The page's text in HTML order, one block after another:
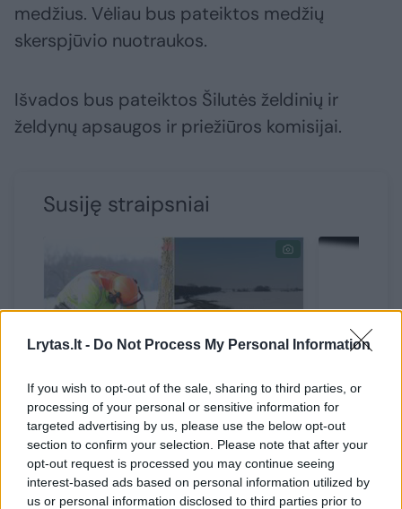
Lrytas.lt - Do Not Process My Personal Information
If you wish to opt-out of the sale, sharing to third parties, or
processing of your personal or sensitive information for
targeted advertising by us, please use the below opt-out
section to confirm your selection. Please note that after your
opt-out request is processed you may continue seeing
interest-based ads based on personal information utilized by
us or personal information disclosed to third parties prior to
medžius. Vėliau bus pateiktos medžių
skerspjūvio nuotraukos.
Išvados bus pateiktos Šilutės želdinių ir
želdynų apsaugos ir priežiūros komisijai.
Susiję straipsniai
Šilutės rajono gyventojams
plyšta širdis: iškirtę 288
medžius valdininkai davė
pažadą